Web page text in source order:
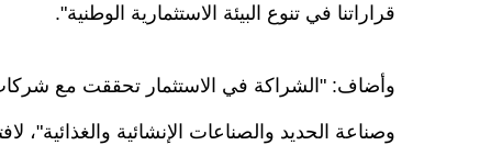
قراراتنا في تنوع البيئة الاستثمارية الوطنية".
وأضاف: "الشراكة في الاستثمار تحققت مع
وصناعة الحديد والصناعات الإنشائية والغذائية"،